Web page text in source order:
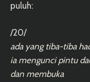
puluh:
/20/
ada yang tiba-tiba
ia mengunci pintu
dan membuka